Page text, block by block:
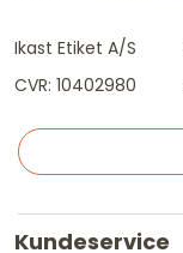
Ikast Etiket A/S
CVR: 10402980
Kundeservice